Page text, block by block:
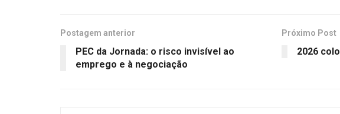
Postagem anterior
PEC da Jornada: o risco invisível ao
emprego e à negociação
Próximo Post
2026